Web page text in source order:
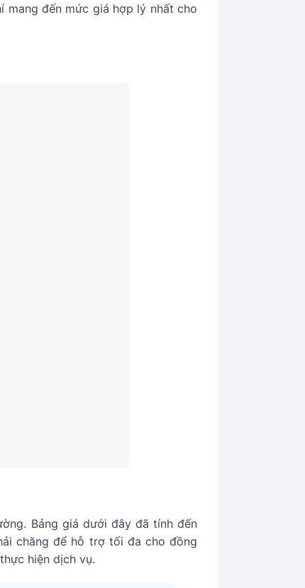
mang đến mức giá hợp lý nhất cho
Bảng giá dưới đây đã tính đến
chăng để hỗ trợ tối đa cho đồng
hiện dịch vụ.